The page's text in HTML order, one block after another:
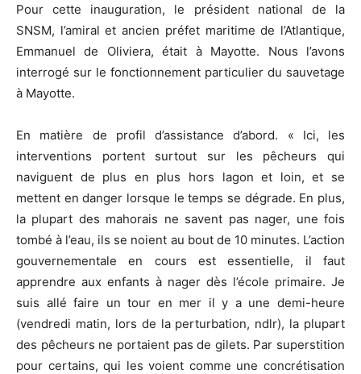
Pour cette inauguration, le président national de la
SNSM, l’amiral et ancien préfet maritime de l’Atlantique,
Emmanuel de Oliviera, était à Mayotte. Nous l’avons
interrogé sur le fonctionnement particulier du sauvetage
à Mayotte.
En matière de profil d’assistance d’abord. « Ici, les
interventions portent surtout sur les pêcheurs qui
naviguent de plus en plus hors lagon et loin, et se
mettent en danger lorsque le temps se dégrade. En plus,
la plupart des mahorais ne savent pas nager, une fois
tombé à l’eau, ils se noient au bout de 10 minutes. L’action
gouvernementale en cours est essentielle, il faut
apprendre aux enfants à nager dès l’école primaire. Je
suis allé faire un tour en mer il y a une demi-heure
(vendredi matin, lors de la perturbation, ndlr), la plupart
des pêcheurs ne portaient pas de gilets. Par superstition
pour certains, qui les voient comme une concrétisation